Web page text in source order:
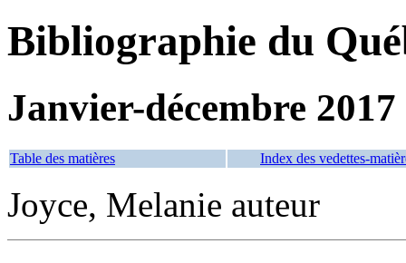
Bibliographie du
Janvier-décembre 2017
Table des matières Index des vedettes-
Joyce, Melanie auteur